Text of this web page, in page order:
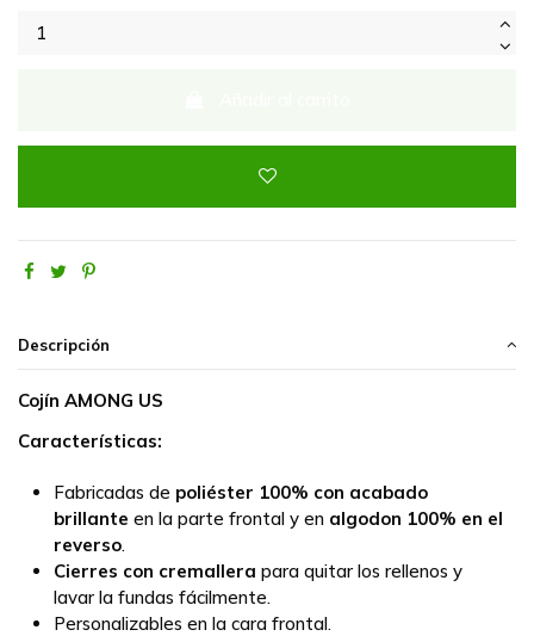
Descripción
Cojín AMONG US
Características:
Fabricadas de poliéster 100% con acabado
brillante en la parte frontal y en algodon 100% en el
reverso.
Cierres con cremallera para quitar los rellenos y
lavar la fundas fácilmente.
Personalizables en la cara frontal.